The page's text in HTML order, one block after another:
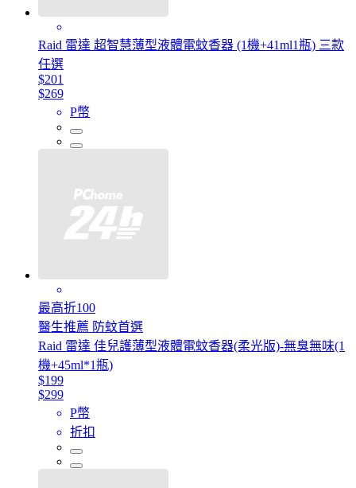
Raid 雷達 超智慧薄型液體電蚊香器 (1機+41ml1瓶) 三款
任選
$201
$269
P幣
最高折100
醫生推薦 防蚊首選
Raid 雷達 佳兒護薄型液體電蚊香器(柔光版)-無臭無味(1
機+45ml*1瓶)
$199
$299
P幣
折扣